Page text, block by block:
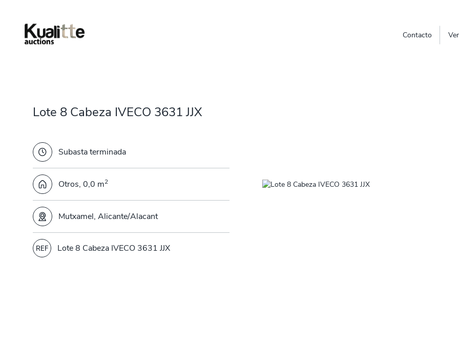
Contacto
Lote 8 Cabeza IVECO 3631 JJX
Subasta terminada
Otros, 0,0 m2
Mutxamel, Alicante/Alacant
REF Lote 8 Cabeza IVECO 3631 JJX